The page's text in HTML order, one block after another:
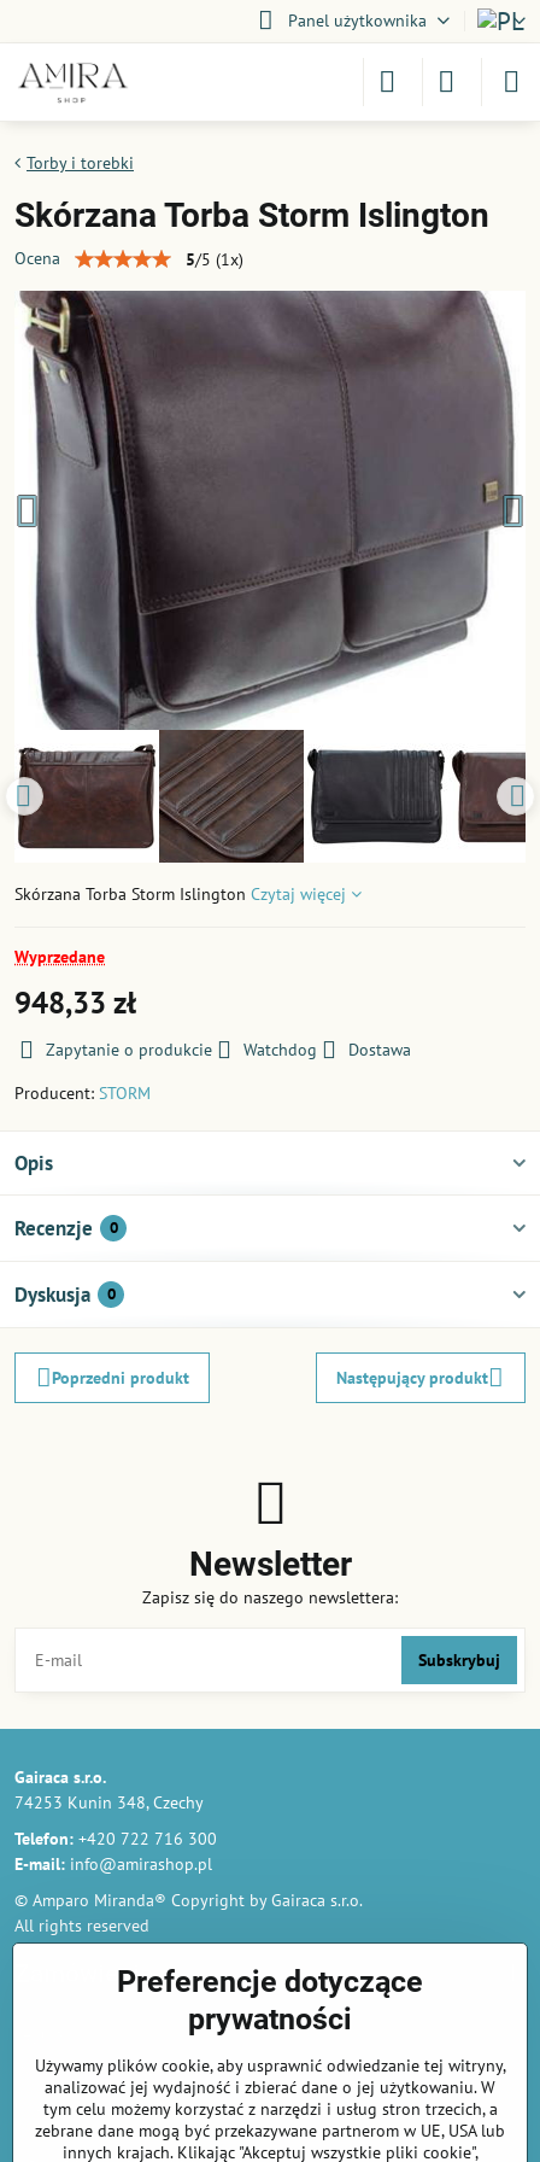
Panel użytkownika
Torby i torebki
Skórzana Torba Storm Islington
Ocena 5/5 (1x)
Skórzana Torba Storm Islington Czytaj więcej
Wyprzedane
948,33 zł
Zapytanie o produkcie Watchdog
Dostawa
Producent: STORM
Opis
Recenzje 0
Dyskusja 0
Poprzedni produkt Następujący produkt
Newsletter
Zapisz się do naszego newslettera:
Subskrybuj
Gairaca s.r.o.
74253 Kunin 348, Czechy
Telefon: +420 722 716 300
E-mail: info@amirashop.pl
© Amparo Miranda® Copyright by Gairaca s.r.o.
All rights reserved
Zamówienia
Polityka prywatności i ochrony danych osobowych
Odstąp od umowy tutaj
Preferencje dotyczące
prywatności
Używamy plików cookie, aby usprawnić odwiedzanie tej witryny,
analizować jej wydajność i zbierać dane o jej użytkowaniu. W
tym celu możemy korzystać z narzędzi i usług stron trzecich, a
zebrane dane mogą być przekazywane partnerom w UE, USA lub
innych krajach. Klikając "Akceptuj wszystkie pliki cookie",